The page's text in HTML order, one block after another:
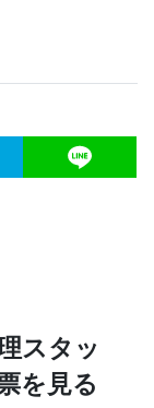
スタッ
を見る